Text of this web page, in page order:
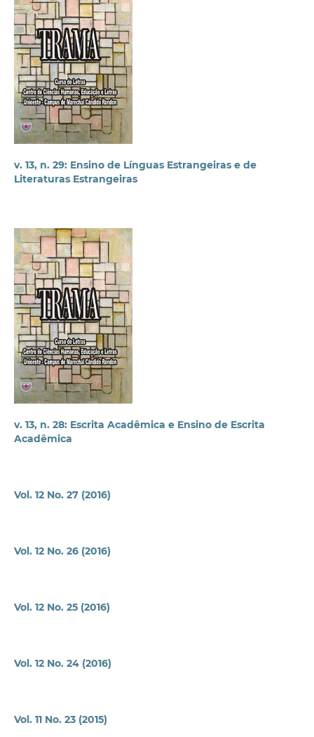
v. 13, n. 29: Ensino de Línguas Estrangeiras e de
Literaturas Estrangeiras
v. 13, n. 28: Escrita Acadêmica e Ensino de Escrita
Acadêmica
Vol. 12 No. 27 (2016)
Vol. 12 No. 26 (2016)
Vol. 12 No. 25 (2016)
Vol. 12 No. 24 (2016)
Vol. 11 No. 23 (2015)